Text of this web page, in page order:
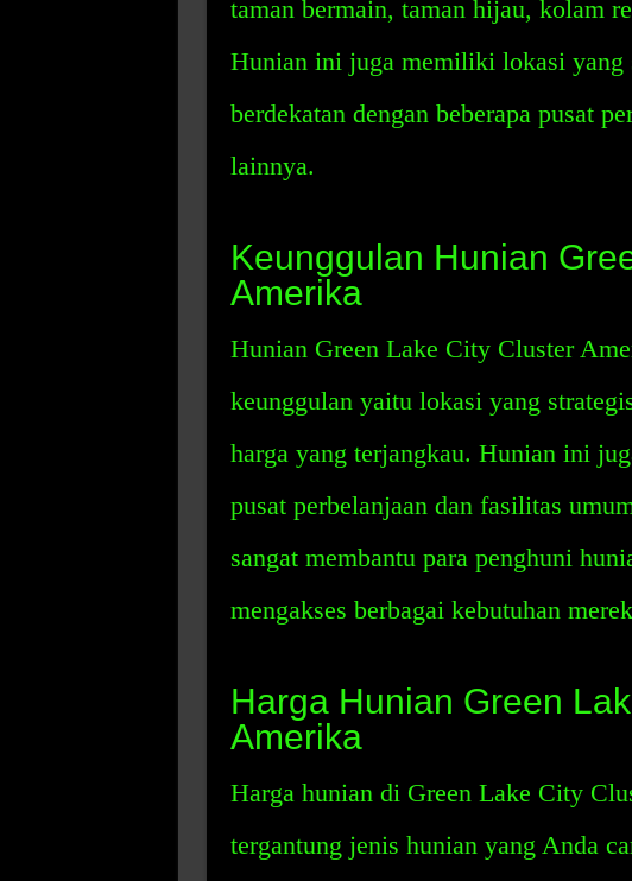
taman bermain, taman hijau, kolam
Hunian ini juga memiliki lokasi yang
berdekatan dengan beberapa pusat
lainnya.
Keunggulan Hunian
Amerika
Hunian Green Lake City Cluster
keunggulan yaitu lokasi yang
harga yang terjangkau. Hunian ini
pusat perbelanjaan dan fasilitas
sangat membantu para penghuni
mengakses berbagai kebutuhan
Harga Hunian Green
Amerika
Harga hunian di Green Lake City
tergantung jenis hunian yang Anda